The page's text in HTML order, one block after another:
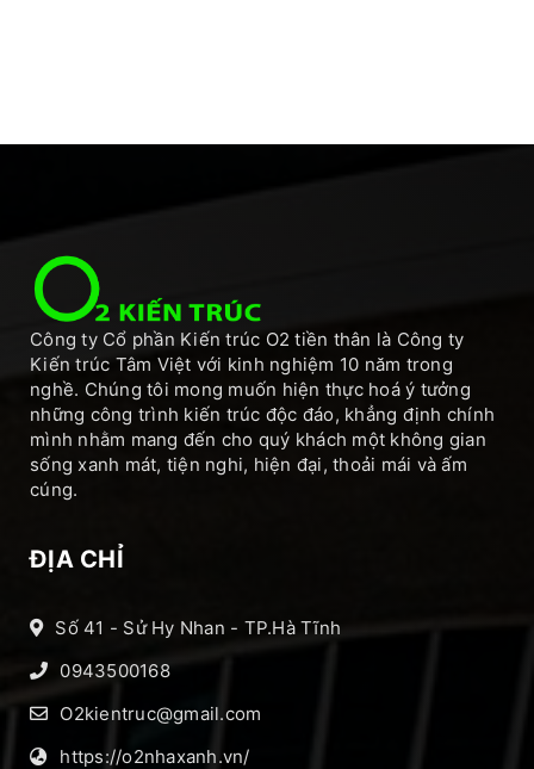
Công ty Cổ phần Kiến trúc O2 tiền thân là Công ty
Kiến trúc Tâm Việt với kinh nghiệm 10 năm trong
nghề. Chúng tôi mong muốn hiện thực hoá ý tưởng
những công trình kiến trúc độc đáo, khẳng định chính
mình nhằm mang đến cho quý khách một không gian
sống xanh mát, tiện nghi, hiện đại, thoải mái và ấm
cúng.
ĐỊA CHỈ
Số 41 - Sử Hy Nhan - TP.Hà Tĩnh
0943500168
O2kientruc@gmail.com
https://o2nhaxanh.vn/